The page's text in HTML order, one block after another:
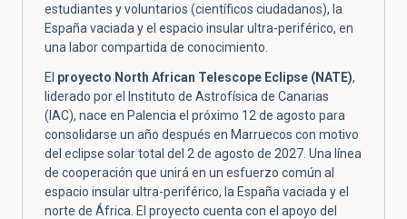
estudiantes y voluntarios (científicos ciudadanos), la
España vaciada y el espacio insular ultra-periférico, en
una labor compartida de conocimiento.
El proyecto North African Telescope Eclipse (NATE),
liderado por el Instituto de Astrofísica de Canarias
(IAC), nace en Palencia el próximo 12 de agosto para
consolidarse un año después en Marruecos con motivo
del eclipse solar total del 2 de agosto de 2027. Una línea
de cooperación que unirá en un esfuerzo común al
espacio insular ultra-periférico, la España vaciada y el
norte de África. El proyecto cuenta con el apoyo del